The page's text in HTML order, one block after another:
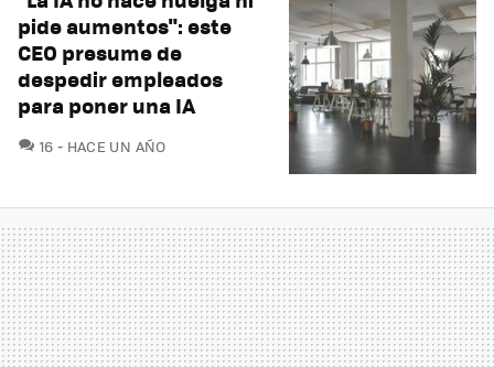
pide aumentos": este
CEO presume de
despedir empleados
para poner una IA
16 COMENTARIOS
HACE UN AÑO